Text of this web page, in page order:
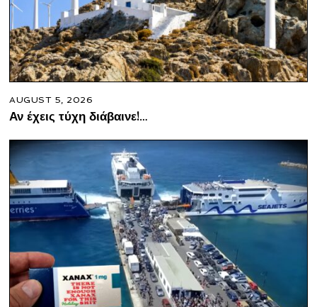
AUGUST 5, 2026
Αν έχεις τύχη διάβαινε!…